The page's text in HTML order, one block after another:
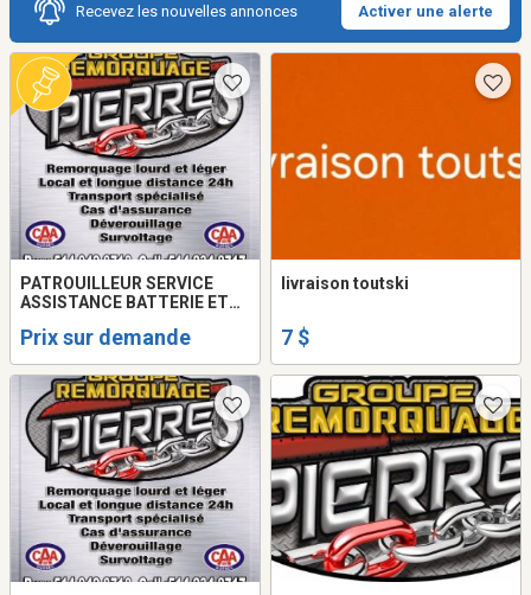
Recevez les nouvelles annonces Activer une alerte
PATROUILLEUR SERVICE
ASSISTANCE BATTERIE ET
REMORQUEUSE/TOWING
Prix sur demande
livraison toutski
7 $